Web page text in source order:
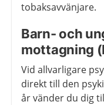
tobaksavvänjare.
Barn- och
mottagning
Vid allvarligare
direkt till den
år vänder du dig